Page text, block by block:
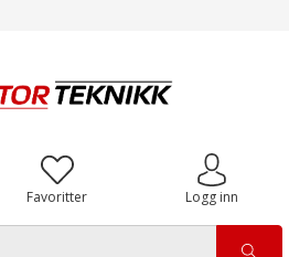
Favoritter Logg inn